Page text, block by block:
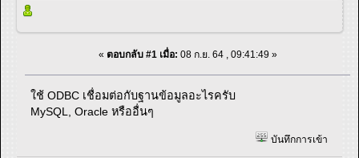
« ตอบกลับ #1 เมื่อ: 08 ก.ย. 64 , 09:41:49 »
ใช้ ODBC เชื่อมต่อกับฐานข้อมูลอะไรครับ
MySQL, Oracle หรืออื่นๆ
บันทึกการเข้า